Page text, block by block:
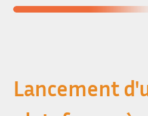
Lancement